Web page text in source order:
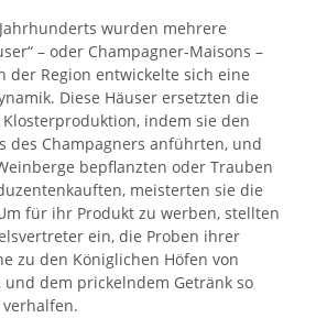
wurden mehrere
– oder Champagner-Maisons –
der Region entwickelte sich eine
Diese Häuser ersetzten die
indem sie den
des Champagners anführten, und
bepflanzten oder Trauben
meisterten sie die
für ihr Produkt zu werben, stellten
ein, die Proben ihrer
zu den Königlichen Höfen von
und dem prickelndem Getränk so